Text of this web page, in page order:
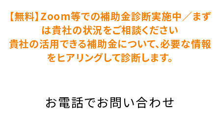
【無料】Zoom等での補助金診断実施中／まず
は貴社の状況をご相談ください
貴社の活用できる補助金について、必要な情報
をヒアリングして診断します。
お電話でお問い合わせ